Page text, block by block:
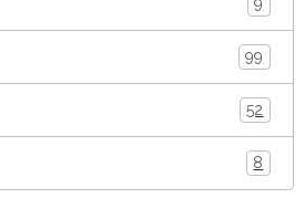
9
99
52
8